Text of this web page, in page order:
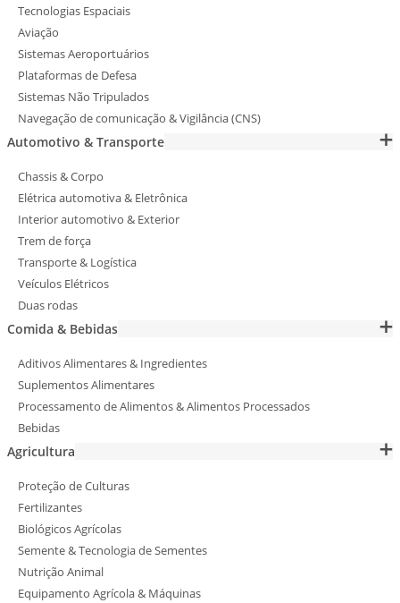
Tecnologias Espaciais
Aviação
Sistemas Aeroportuários
Plataformas de Defesa
Sistemas Não Tripulados
Navegação de comunicação & Vigilância (CNS)
Automotivo & Transporte
Chassis & Corpo
Elétrica automotiva & Eletrônica
Interior automotivo & Exterior
Trem de força
Transporte & Logística
Veículos Elétricos
Duas rodas
Comida & Bebidas
Aditivos Alimentares & Ingredientes
Suplementos Alimentares
Processamento de Alimentos & Alimentos Processados
Bebidas
Agricultura
Proteção de Culturas
Fertilizantes
Biológicos Agrícolas
Semente & Tecnologia de Sementes
Nutrição Animal
Equipamento Agrícola & Máquinas